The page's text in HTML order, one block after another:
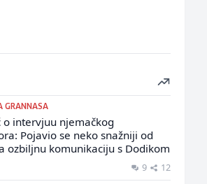
GRANNASA
o intervjuu njemačkog
Pojavio se neko snažniji od
ozbiljnu komunikaciju s Dodikom
9 12